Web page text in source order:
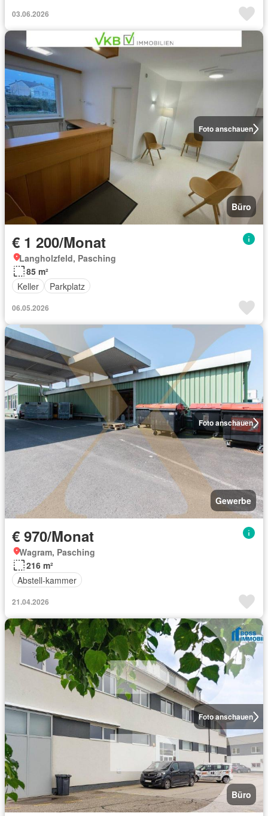
03.06.2026
Foto anschauen
Büro
€ 1 200/Monat
Langholzfeld, Pasching
85 m²
Keller
Parkplatz
06.05.2026
Foto anschauen
Gewerbe
€ 970/Monat
Wagram, Pasching
216 m²
Abstell-kammer
21.04.2026
Foto anschauen
Büro